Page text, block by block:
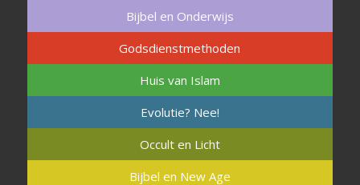
Bijbel en Onderwijs
Godsdienstmethoden
Huis van Islam
Evolutie? Nee!
Occult en Licht
Bijbel en New Age